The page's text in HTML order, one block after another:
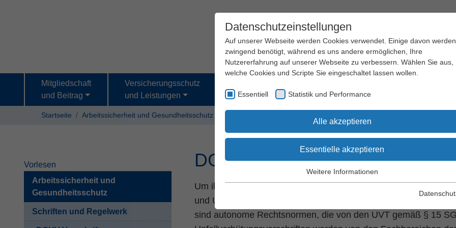
Mitgliedschaft
und Beitrag
Versicherungsschutz
und Leistungen
und Gesundheitsschutz
und Seminare
Startseite Arbeitssicherheit und Gesundheitsschutz
Vorlesen
Arbeitssicherheit und
Gesundheitsschutz
Schriften und Regelwerk
DGUV Vorschriften
Um ihrem Auftrag nach § 14 Sozialgesetzbuch Ⅶ (SGB Ⅶ)
und Unfallkassen (Unfallversicherungsträger, UVT)
sind autonome Rechtsnormen, die von den UVT gemäß § 15
Datenschutzeinstellungen
Auf unserer Webseite werden Cookies verwendet. Einige davon werden
zwingend benötigt, während es uns andere ermöglichen, Ihre
Nutzererfahrung auf unserer Webseite zu verbessern. Wählen Sie aus,
welche Cookies und Scripte Sie eingeschaltet lassen wollen.
Essentiell Statistik und Performance
Alle akzeptieren
Essentielle akzeptieren
Essentielle Cookies werden für grundlegende Funktionen der
einwandfrei funktioniert.
Weitere Informationen